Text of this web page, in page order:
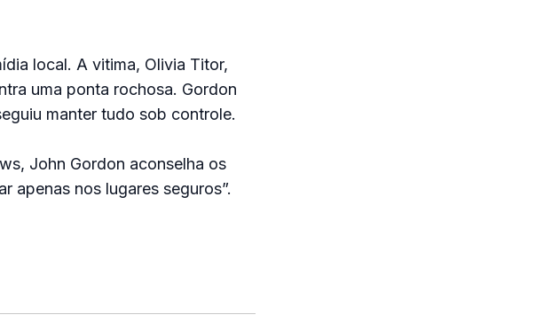
local. A vitima, Olivia Titor,
uma ponta rochosa. Gordon
manter tudo sob controle.
John Gordon aconselha os
apenas nos lugares seguros”.